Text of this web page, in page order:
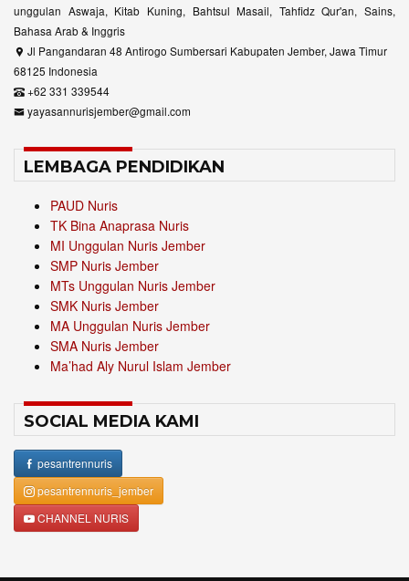
unggulan Aswaja, Kitab Kuning, Bahtsul Masail, Tahfidz Qur'an, Sains,
Bahasa Arab & Inggris
Jl Pangandaran 48 Antirogo Sumbersari Kabupaten Jember, Jawa Timur
68125 Indonesia
+62 331 339544
yayasannurisjember@gmail.com
LEMBAGA PENDIDIKAN
PAUD Nuris
TK Bina Anaprasa Nuris
MI Unggulan Nuris Jember
SMP Nuris Jember
MTs Unggulan Nuris Jember
SMK Nuris Jember
MA Unggulan Nuris Jember
SMA Nuris Jember
Ma’had Aly Nurul Islam Jember
SOCIAL MEDIA KAMI
pesantrennuris
pesantrennuris_jember
CHANNEL NURIS